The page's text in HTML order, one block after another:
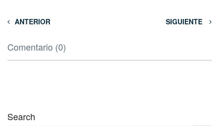
ANTERIOR SIGUIENTE
Comentario (0)
Search